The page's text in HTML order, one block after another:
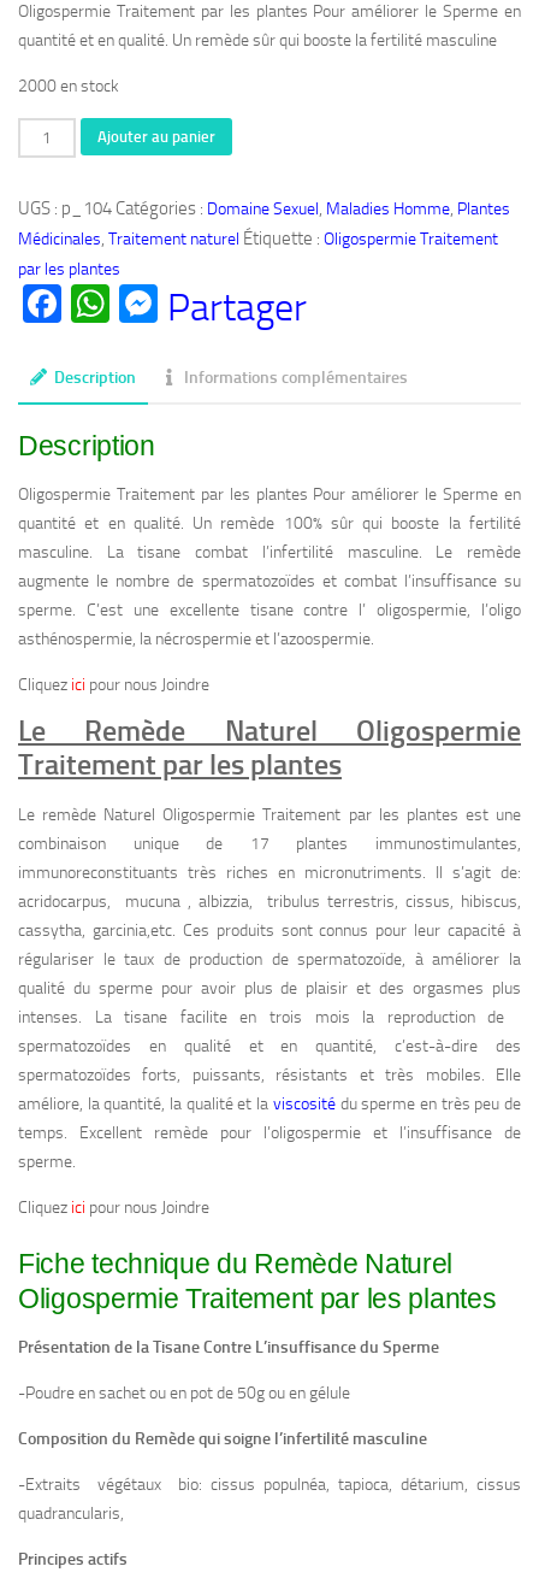
Oligospermie Traitement par les plantes Pour améliorer le Sperme en
quantité et en qualité. Un remède sûr qui booste la fertilité masculine
2000 en stock
quantité
de
Bio
104:
Oligospermie
Traitement
plantes
Ajouter au panier
UGS : p_104 Catégories : Domaine Sexuel, Maladies Homme, Plantes
Médicinales, Traitement naturel Étiquette : Oligospermie Traitement
par les plantes
Facebook
WhatsApp
Messenger
Partager
Description Informations complémentaires
Description
Oligospermie Traitement par les plantes Pour améliorer le Sperme en
quantité et en qualité. Un remède 100% sûr qui booste la fertilité
masculine. La tisane combat l’infertilité masculine. Le remède
augmente le nombre de spermatozoïdes et combat l’insuffisance su
sperme. C’est une excellente tisane contre l’ oligospermie, l’oligo
asthénospermie, la nécrospermie et l’azoospermie.
Cliquez ici pour nous Joindre
Le Remède Naturel Oligospermie
Traitement par les plantes
Le remède Naturel Oligospermie Traitement par les plantes est une
combinaison unique de 17 plantes immunostimulantes,
immunoreconstituants très riches en micronutriments. Il s’agit de:
acridocarpus, mucuna , albizzia, tribulus terrestris, cissus, hibiscus,
cassytha, garcinia,etc. Ces produits sont connus pour leur capacité à
régulariser le taux de production de spermatozoïde, à améliorer la
qualité du sperme pour avoir plus de plaisir et des orgasmes plus
intenses. La tisane facilite en trois mois la reproduction de
spermatozoïdes en qualité et en quantité, c’est-à-dire des
spermatozoïdes forts, puissants, résistants et très mobiles. Elle
améliore, la quantité, la qualité et la viscositédu sperme en très peu de
temps. Excellent remède pour l’oligospermie et l’insuffisance de
sperme.
Cliquez ici pour nous Joindre
Fiche technique du Remède Naturel
Oligospermie Traitement par les plantes
Présentation de la Tisane Contre L’insuffisance du Sperme
-Poudre en sachet ou en pot de 50g ou en gélule
Composition du Remède qui soigne l’infertilité masculine
-Extraits végétaux bio: cissus populnéa, tapioca, détarium, cissus
quadrancularis,
Principes actifs